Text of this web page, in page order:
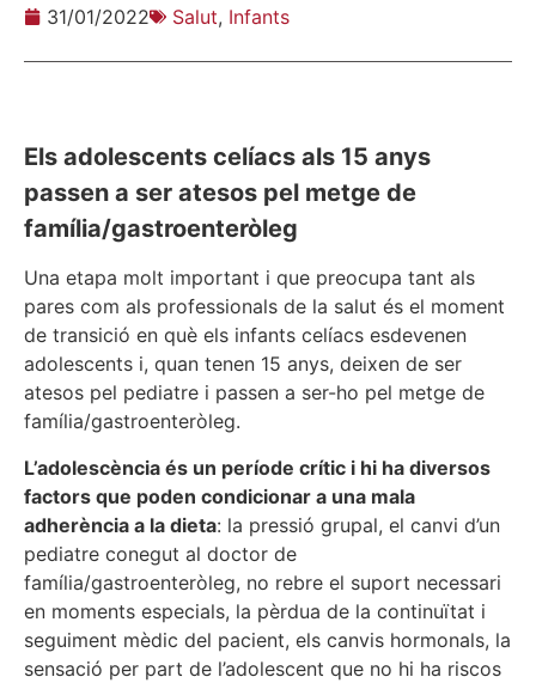
31/01/2022 Salut, Infants
Els adolescents celíacs als 15 anys
passen a ser atesos pel metge de
família/gastroenteròleg
Una etapa molt important i que preocupa tant als
pares com als professionals de la salut és el moment
de transició en què els infants celíacs esdevenen
adolescents i, quan tenen 15 anys, deixen de ser
atesos pel pediatre i passen a ser-ho pel metge de
família/gastroenteròleg.
L’adolescència és un període crític i hi ha diversos
factors que poden condicionar a una mala
adherència a la dieta: la pressió grupal, el canvi d’un
pediatre conegut al doctor de
família/gastroenteròleg, no rebre el suport necessari
en moments especials, la pèrdua de la continuïtat i
seguiment mèdic del pacient, els canvis hormonals, la
sensació per part de l’adolescent que no hi ha riscos